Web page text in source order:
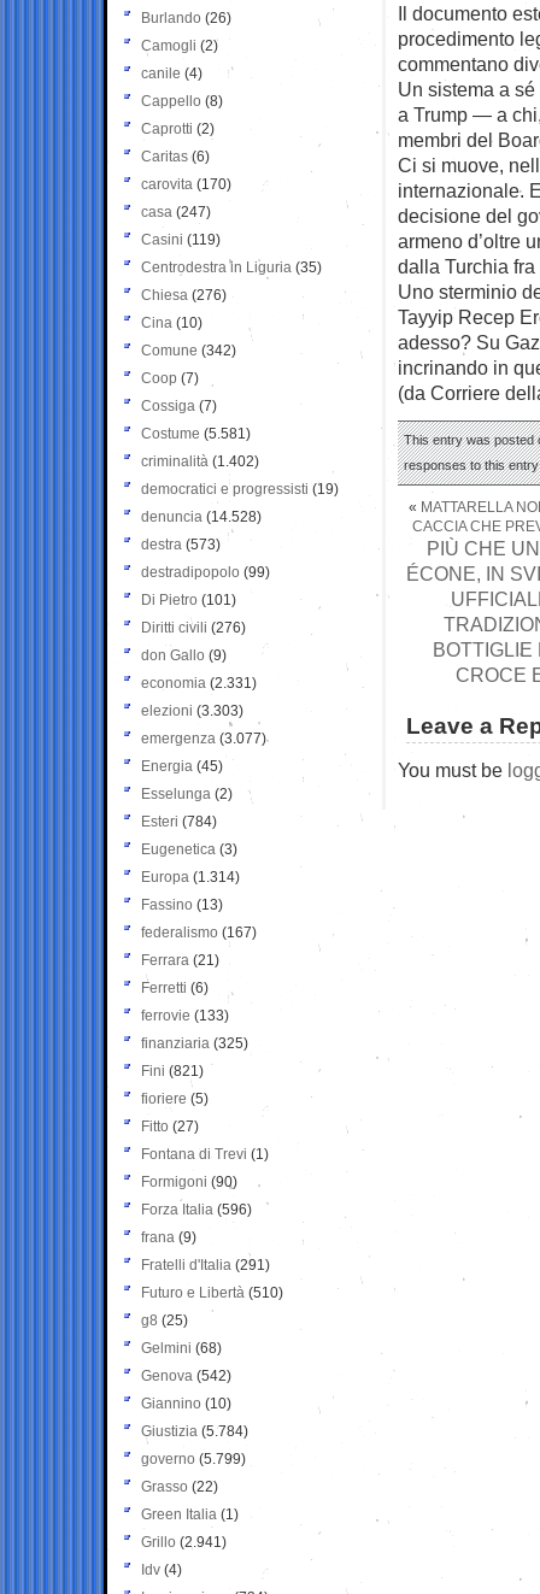
Il documento
procedimento
commentano
Un sistema a
a Trump — a
membri del
Ci si muove,
internazionale.
decisione del
armeno d’oltre
dalla Turchia
Uno sterminio
Tayyip Recep
adesso? Su
incrinando in
(da Corriere
This entry was posted
responses to this
« MATTARELLA
CACCIA CHE
PIÙ CHE
ÉCONE, IN
BOTTIGLIE
CROCE
Leave a
You must be
Burlando (26)
Camogli (2)
canile (4)
Cappello (8)
Caprotti (2)
Caritas (6)
carovita (170)
casa (247)
Casini (119)
Centrodestra in Liguria (35)
Chiesa (276)
Cina (10)
Comune (342)
Coop (7)
Cossiga (7)
Costume (5.581)
criminalità (1.402)
democratici e progressisti (19)
denuncia (14.528)
destra (573)
destradipopolo (99)
Di Pietro (101)
Diritti civili (276)
don Gallo (9)
economia (2.331)
elezioni (3.303)
emergenza (3.077)
Energia (45)
Esselunga (2)
Esteri (784)
Eugenetica (3)
Europa (1.314)
Fassino (13)
federalismo (167)
Ferrara (21)
Ferretti (6)
ferrovie (133)
finanziaria (325)
Fini (821)
fioriere (5)
Fitto (27)
Fontana di Trevi (1)
Formigoni (90)
Forza Italia (596)
frana (9)
Fratelli d'Italia (291)
Futuro e Libertà (510)
g8 (25)
Gelmini (68)
Genova (542)
Giannino (10)
Giustizia (5.784)
governo (5.799)
Grasso (22)
Green Italia (1)
Grillo (2.941)
Idv (4)